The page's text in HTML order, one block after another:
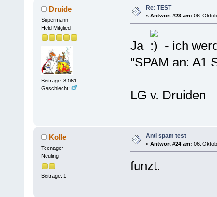
Druide
Supermann
Held Mitglied
Beiträge: 8.061
Geschlecht:
Re: TEST
« Antwort #23 am: 06.
Ja
- ich
"SPAM an: A1
LG v. Druiden
Kolle
Teenager
Neuling
Beiträge: 1
Anti spam test
« Antwort #24 am: 06.
funzt.